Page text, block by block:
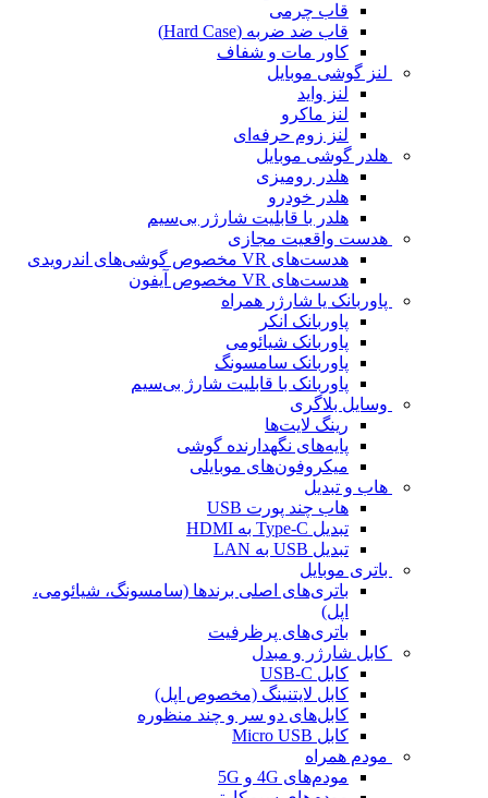
قاب چرمی
قاب ضد ضربه (Hard Case)
کاور مات و شفاف
لنز گوشی موبایل
لنز واید
لنز ماکرو
لنز زوم حرفه‌ای
هلدر گوشی موبایل
هلدر رومیزی
هلدر خودرو
هلدر با قابلیت شارژر بی‌سیم
هدست واقعیت مجازی
هدست‌های VR مخصوص گوشی‌های اندرویدی
هدست‌های VR مخصوص آیفون
پاوربانک یا شارژر همراه
پاوربانک انکر
پاوربانک شیائومی
پاوربانک سامسونگ
پاوربانک با قابلیت شارژ بی‌سیم
وسایل بلاگری
رینگ لایت‌ها
پایه‌های نگهدارنده گوشی
میکروفون‌های موبایلی
هاب و تبدیل
هاب چند پورت USB
تبدیل Type-C به HDMI
تبدیل USB به LAN
باتری موبایل
باتری‌های اصلی برندها (سامسونگ، شیائومی،
اپل)
باتری‌های پرظرفیت
کابل شارژر و مبدل
کابل USB-C
کابل لایتنینگ (مخصوص اپل)
کابل‌های دو سر و چند منظوره
کابل Micro USB
مودم همراه
مودم‌های 4G و 5G